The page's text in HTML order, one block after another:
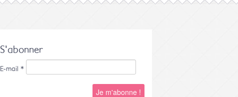
S'abonner
E-mail *